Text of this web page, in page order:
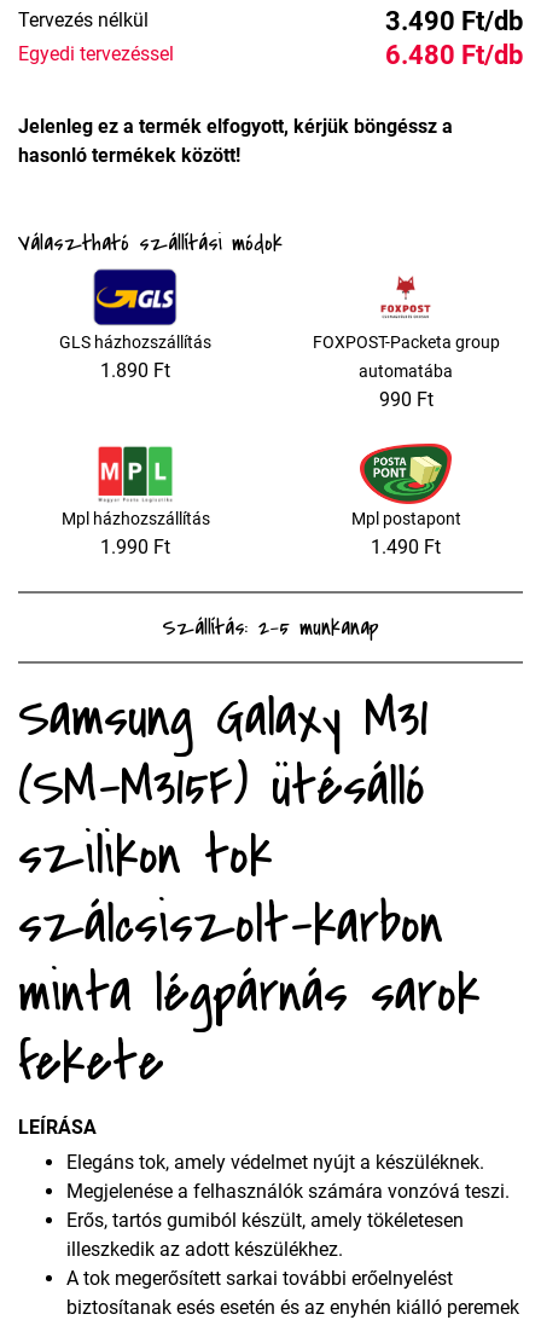
Tervezés nélkül 3.490 Ft/db
Egyedi tervezéssel 6.480 Ft/db
Jelenleg ez a termék elfogyott, kérjük böngéssz a
hasonló termékek között!
Választható szállítási módok
GLS házhozszállítás
1.890 Ft
FOXPOST-Packeta group
automatába
990 Ft
Mpl házhozszállítás
1.990 Ft
Mpl postapont
1.490 Ft
Szállítás: 2-5 munkanap
Samsung Galaxy M31
(SM-M315F) ütésálló
szilikon tok
szálcsiszolt-karbon
minta légpárnás sarok
fekete
LEÍRÁSA
Elegáns tok, amely védelmet nyújt a készüléknek.
Megjelenése a felhasználók számára vonzóvá teszi.
Erős, tartós gumiból készült, amely tökéletesen
illeszkedik az adott készülékhez.
A tok megerősített sarkai további erőelnyelést
biztosítanak esés esetén és az enyhén kiálló peremek